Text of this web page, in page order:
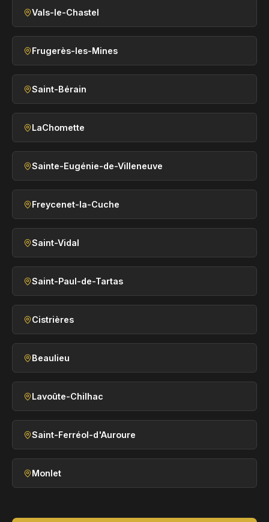
Vals-le-Chastel
Frugerès-les-Mines
Saint-Bérain
LaChomette
Sainte-Eugénie-de-Villeneuve
Freycenet-la-Cuche
Saint-Vidal
Saint-Paul-de-Tartas
Cistrières
Beaulieu
Lavoûte-Chilhac
Saint-Ferréol-d'Auroure
Monlet